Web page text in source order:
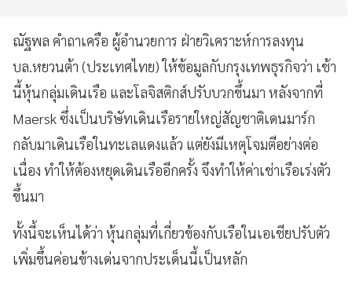
ณัฐพล คำถาเครือ ผู้อำนวยการ ฝ่ายวิเคราะห์การลงทุน
บล.หยวนต้า (ประเทศไทย) ให้ข้อมูลกับกรุงเทพธุรกิจว่า เช้า
นี้หุ้นกลุ่มเดินเรือ และโลจิสติกส์ปรับบวกขึ้นมา หลังจากที่
Maersk ซึ่งเป็นบริษัทเดินเรือรายใหญ่สัญชาติเดนมาร์ก
กลับมาเดินเรือในทะเลแดงแล้ว แต่ยังมีเหตุโจมตีอย่างต่อ
เนื่อง ทำให้ต้องหยุดเดินเรืออีกครั้ง จึงทำให้ค่าเช่าเรือเร่งตัว
ขึ้นมา
ทั้งนี้จะเห็นได้ว่า หุ้นกลุ่มที่เกี่ยวข้องกับเรือในเอเชียปรับตัว
เพิ่มขึ้นค่อนข้างเด่นจากประเด็นนี้เป็นหลัก